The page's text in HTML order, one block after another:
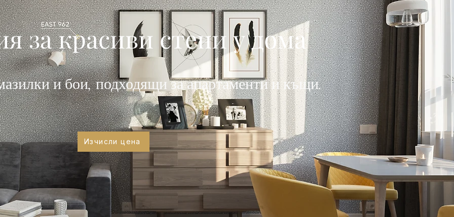
за красиви стени у дома
и бои, подходящи за апартаменти и къщи.
Изчисли цена